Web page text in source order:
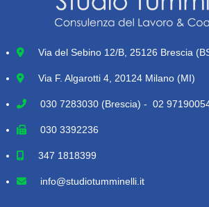
Via del Sebino 12/B, 25126 Brescia
Via F. Algarotti 4, 20124 Milano (MI)
030 7283030 (Brescia) - 02
030 3392236
347 1818399
info@studiotumminelli.it